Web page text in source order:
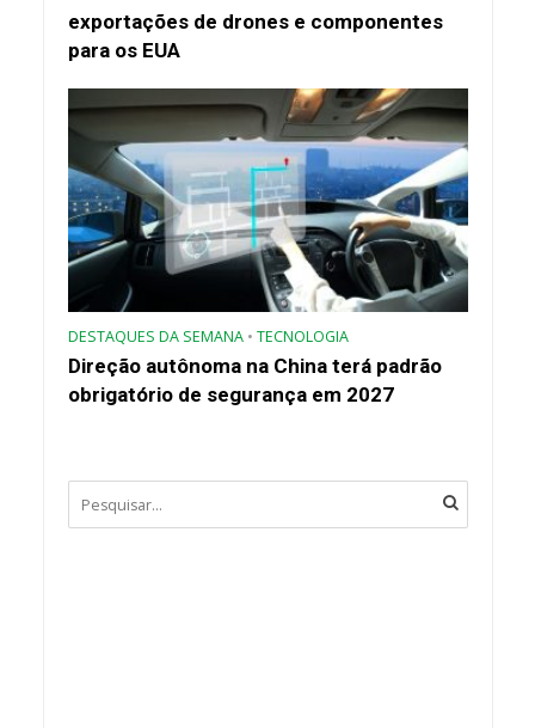
exportações de drones e componentes
para os EUA
DESTAQUES DA SEMANA • TECNOLOGIA
Direção autônoma na China terá padrão
obrigatório de segurança em 2027